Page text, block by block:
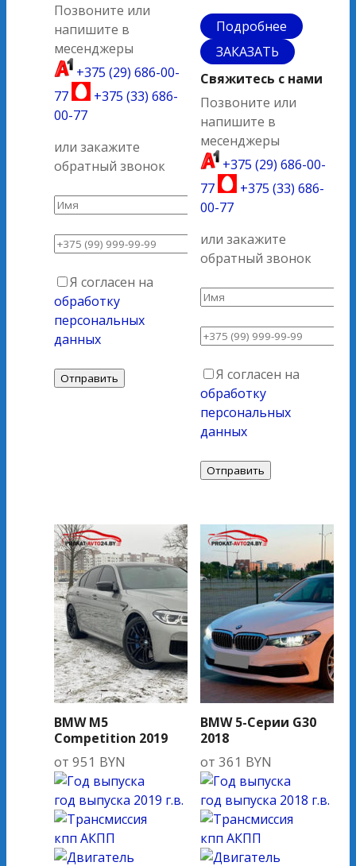
Позвоните или
напишите в
месенджеры
+375 (29) 686-00-
77
+375 (33) 686-
00-77
или закажите
обратный звонок
Я согласен на
обработку
персональных
данных
Подробнее
ЗАКАЗАТЬ
Свяжитесь с нами
Позвоните или
напишите в
месенджеры
+375 (29) 686-00-
77
+375 (33) 686-
00-77
или закажите
обратный звонок
Я согласен на
обработку
персональных
данных
BMW M5
Competition 2019
от 951 BYN
год выпуска 2019 г.в.
кпп АКПП
BMW 5-Серии G30
2018
от 361 BYN
год выпуска 2018 г.в.
кпп АКПП